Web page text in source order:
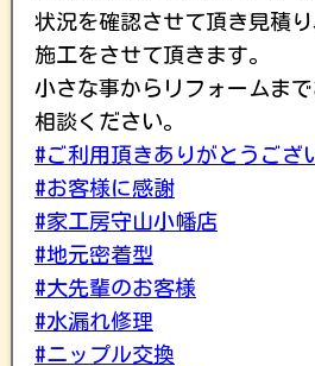
状況を確認させて頂き見積
施工をさせて頂きます。
小さな事からリフォームま
相談ください。
#ご利用頂きありがとうござ
#お客様に感謝
#家工房守山小幡店
#地元密着型
#大先輩のお客様
#水漏れ修理
#ニップル交換